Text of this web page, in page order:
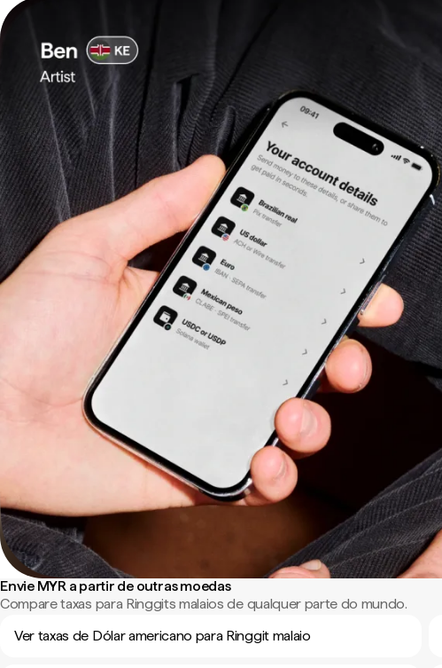
Envie MYR a partir de outras moedas
Compare taxas para Ringgits malaios de qualquer parte do mundo.
Ver taxas de Dólar americano para Ringgit malaio